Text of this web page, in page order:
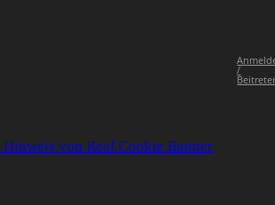
/
von Real Cookie Banner